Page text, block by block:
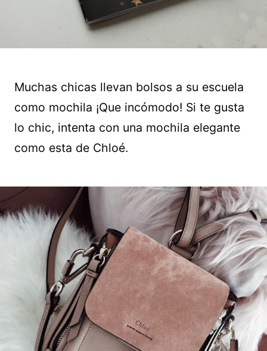
Muchas chicas llevan bolsos a su escuela
como mochila ¡Que incómodo! Si te gusta
lo chic, intenta con una mochila elegante
como esta de Chloé.